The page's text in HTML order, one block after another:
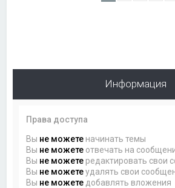
Информация
Права доступа
Вы не можете начинать темы
Вы не можете отвечать на
Вы не можете редактировать свои
Вы не можетеудалять свои
Вы не можете добавлять вложения